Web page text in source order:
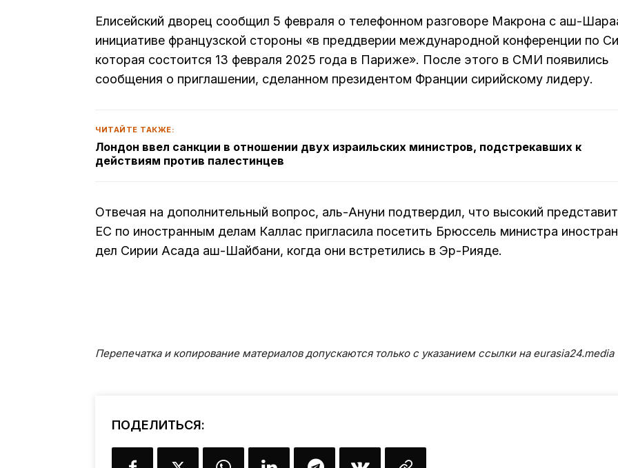
Елисейский дворец сообщил 5 февраля о телефонном разговоре Макрона с аш-
инициативе французской стороны «в преддверии международной конференции по
которая состоится 13 февраля 2025 года в Париже». После этого в СМИ появились
сообщения о приглашении, сделанном президентом Франции сирийскому лидеру.
ЧИТАЙТЕ ТАКЖЕ:
Лондон ввел санкции в отношении двух израильских министров, подстрекавших к
действиям против палестинцев
Отвечая на дополнительный вопрос, аль-Ануни подтвердил, что высокий
ЕС по иностранным делам Каллас пригласила посетить Брюссель министра
дел Сирии Асада аш-Шайбани, когда они встретились в Эр-Рияде.
Перепечатка и копирование материалов допускаются только с указанием ссылки на eurasia24.media
ПОДЕЛИТЬСЯ: